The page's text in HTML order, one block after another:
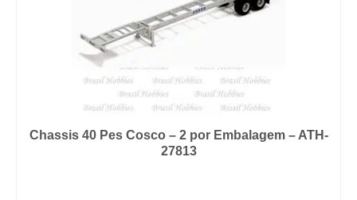
Chassis 40 Pes Cosco – 2 por Embalagem – ATH-
27813